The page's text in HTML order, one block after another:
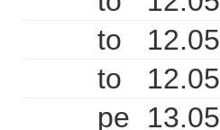
to
12.05
to
12.05
pe
13.05